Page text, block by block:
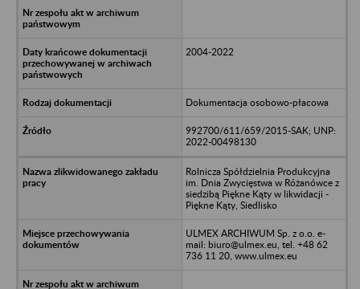
2004-2022
Dokumentacja osobowo-płacowa
992700/611/659/2015-SAK; UNP:
2022-00498130
Rolnicza Spółdzielnia Produkcyjna
im. Dnia Zwycięstwa w Różanówce z
siedzibą Piękne Kąty w likwidacji -
Piękne Kąty, Siedlisko
ULMEX ARCHIWUM Sp. z o.o. e-
mail: biuro@ulmex.eu, tel. +48 62
736 11 20, www.ulmex.eu